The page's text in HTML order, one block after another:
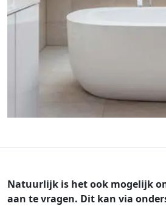
Natuurlijk is het ook mogelijk
aan te vragen. Dit kan via